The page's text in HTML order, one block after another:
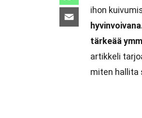
ihon
tärkeää
artikkeli
miten hallita